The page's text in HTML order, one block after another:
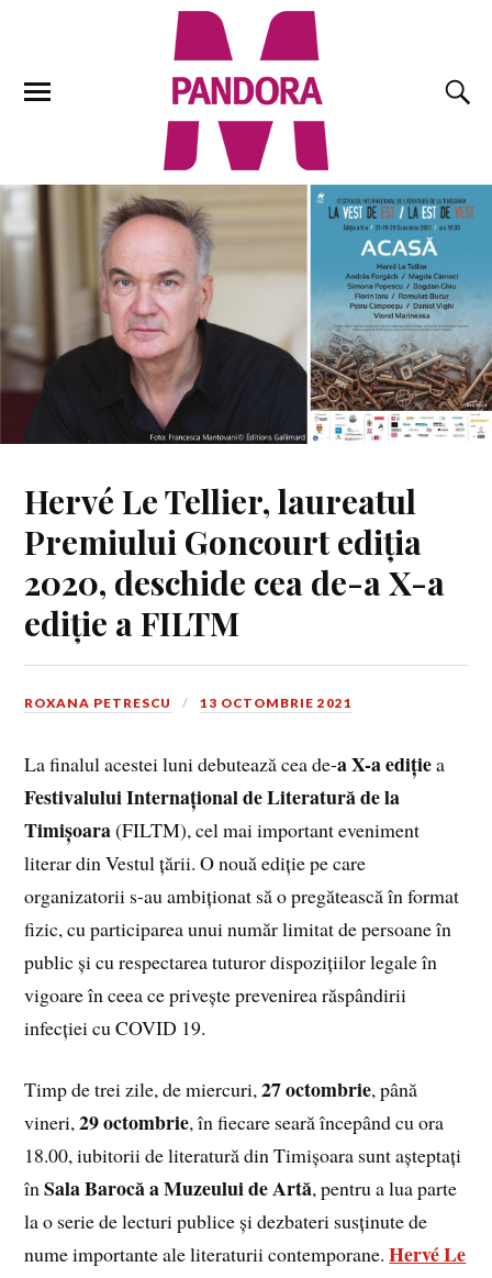
Hervé Le Tellier, laureatul
Premiului Goncourt ediția
2020, deschide cea de-a X-a
ediție a FILTM
ROXANA PETRESCU 13 OCTOMBRIE 2021
La finalul acestei luni debutează cea de-a X-a edițiea
Festivalului Internațional de Literatură de la
Timișoara(FILTM), cel mai important eveniment
literar din Vestul țării. O nouă ediție pe care
organizatorii s-au ambiționat să o pregătească în format
fizic, cu participarea unui număr limitat de persoane în
public și cu respectarea tuturor dispozițiilor legale în
vigoare în ceea ce privește prevenirea răspândirii
infecției cu COVID 19.
Timp de trei zile, de miercuri,27 octombrie, până
vineri,29 octombrie, în fiecare seară începând cu ora
18.00, iubitorii de literatură din Timișoara sunt așteptați
înSala Barocă a Muzeului de Artă, pentru a lua parte
la o serie de lecturi publice și dezbateri susținute de
nume importante ale literaturii contemporane.Hervé Le